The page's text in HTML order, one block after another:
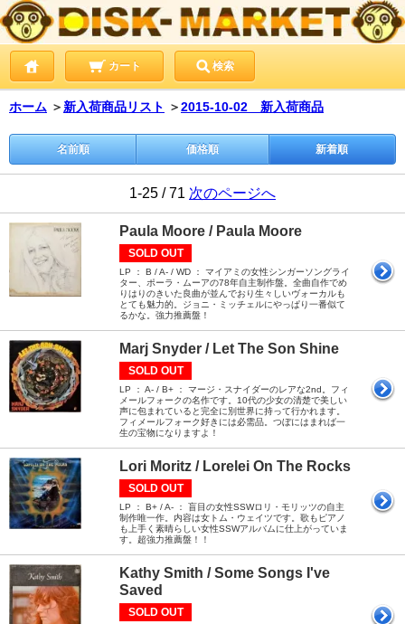
カート 検索
ホーム ＞ 新入荷商品リスト ＞2015-10-02 新入荷商品
名前順 価格順 新着順
1-25 / 71 次のページへ
Paula Moore / Paula Moore
SOLD OUT
LP ： B / A- / WD ： マイアミの女性シンガーソングライ
ター、ポーラ・ムーアの78年自主制作盤。全曲自作でめ
りはりのきいた良曲が並んでおり生々しいヴォーカルも
とても魅力的。ジョニ・ミッチェルにやっぱり一番似て
るかな。強力推薦盤！
Marj Snyder / Let The Son Shine
SOLD OUT
LP ： A- / B+ ： マージ・スナイダーのレアな2nd。フィ
メールフォークの名作です。10代の少女の清楚で美しい
声に包まれていると完全に別世界に持って行かれます。
フィメールフォーク好きには必需品。つぼにはまれば一
生の宝物になりますよ！
Lori Moritz / Lorelei On The Rocks
SOLD OUT
LP ： B+ / A- ： 盲目の女性SSWロリ・モリッツの自主
制作唯一作。内容は女トム・ウェイツです。歌もピアノ
も上手く素晴らしい女性SSWアルバムに仕上がっていま
す。超強力推薦盤！！
Kathy Smith / Some Songs I've
Saved
SOLD OUT